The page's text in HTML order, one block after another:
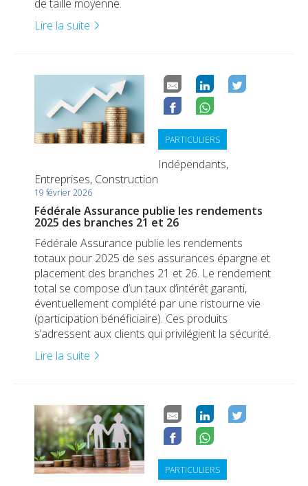
de taille moyenne.
Lire la suite
PARTICULIERS
Indépendants,
Entreprises, Construction
19 février 2026
Fédérale Assurance publie les rendements
2025 des branches 21 et 26
Fédérale Assurance publie les rendements
totaux pour 2025 de ses assurances épargne et
placement des branches 21 et 26. Le rendement
total se compose d’un taux d’intérêt garanti,
éventuellement complété par une ristourne vie
(participation bénéficiaire). Ces produits
s’adressent aux clients qui privilégient la sécurité.
Lire la suite
PARTICULIERS